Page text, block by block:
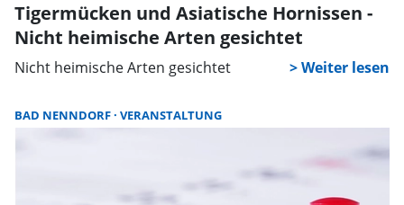
Tigermücken und Asiatische Hornissen -
Nicht heimische Arten gesichtet
Nicht heimische Arten gesichtet
BAD NENNDORF VERANSTALTUNG